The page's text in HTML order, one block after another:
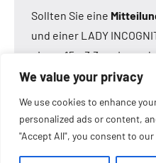
We value your privacy
We use cookies to enhance
personalized ads or content,
"Accept All", you consent to
Sollten Sie eine
und einer LADY
einem 15 x 3,3 cm
oder was immer den
Mail ist eine Fälschung.